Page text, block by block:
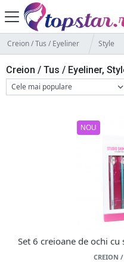
Creion / Tus / Eyeliner Style
Creion / Tus / Eyeliner,
NOU
Set 6 creioane de ochi
CREION